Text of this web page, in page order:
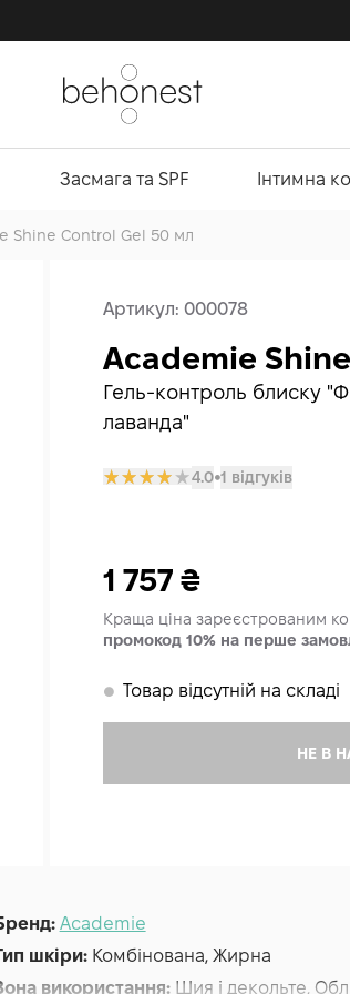
Засмага та SPF Інтимна
Shine Control Gel 50 мл
Артикул:000078
Гель-контроль блиску
лаванда"
Academie
4.0𒊹1 відгуків
1 757₴
Краща ціна зареєстрованим
промокод 10% на перше
𒊹 Товар відсутній на складі
НЕ В
Academie
шкіри: Комбінована, Жирна
використання: Шия і декольте,